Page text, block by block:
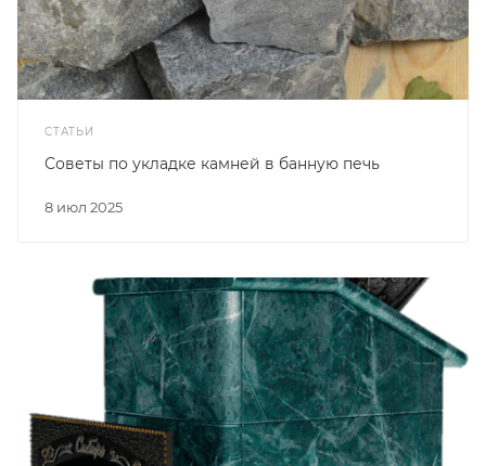
СТАТЬИ
8 июл 2025
Советы по укладке камней в банную печь